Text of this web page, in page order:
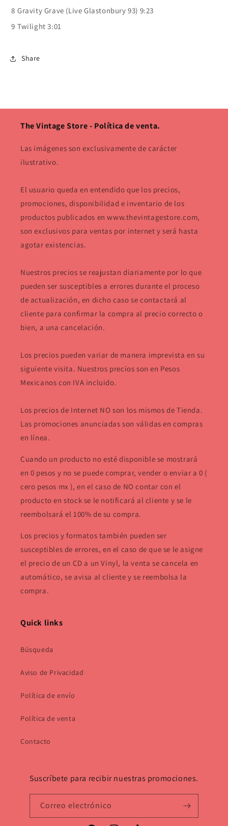
8 Gravity Grave (Live Glastonbury 93) 9:23
9 Twilight 3:01
Share
The Vintage Store - Política de venta.
Las imágenes son exclusivamente de carácter
ilustrativo.
El usuario queda en entendido que los precios,
promociones, disponibilidad e inventario de los
productos publicados en www.thevintagestore.com,
son exclusivos para ventas por internet y será hasta
agotar existencias.
Nuestros precios se reajustan diariamente por lo que
pueden ser susceptibles a errores durante el proceso
de actualización, en dicho caso se contactará al
cliente para confirmar la compra al precio correcto o
bien, a una cancelación.
Los precios pueden variar de manera imprevista en su
siguiente visita. Nuestros precios son en Pesos
Mexicanos con IVA incluido.
Los precios de Internet NO son los mismos de Tienda.
Las promociones anunciadas son válidas en compras
en línea.
Cuando un producto no esté disponible se mostrará
en 0 pesos y no se puede comprar, vender o enviar a 0 (
cero pesos mx ), en el caso de NO contar con el
producto en stock se le notificará al cliente y se le
reembolsará el 100% de su compra.
Los precios y formatos también pueden ser
susceptibles de errores, en el caso de que se le asigne
el precio de un CD a un Vinyl, la venta se cancela en
automático, se avisa al cliente y se reembolsa la
compra.
Quick links
Búsqueda
Aviso de Privacidad
Política de envío
Política de venta
Contacto
Suscríbete para recibir nuestras promociones.
Correo electrónico